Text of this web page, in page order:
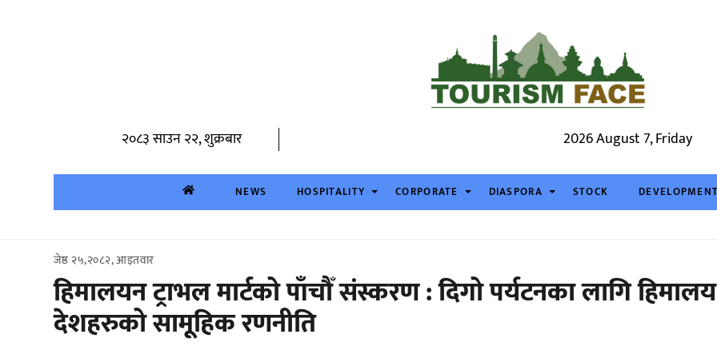
२०८३ साउन २२, शुक्रबार 2026 August 7, Friday
NEWS HOSPITALITY CORPORATE DIASPORA STOCK DEVELOPMENT
जेष्ठ २५,२०८२, आइतवार
हिमालयन ट्राभल मार्टको पाँचौँ संस्करण : दिगो पर्यटनका लागि हिमालय
देशहरुको सामूहिक रणनीति